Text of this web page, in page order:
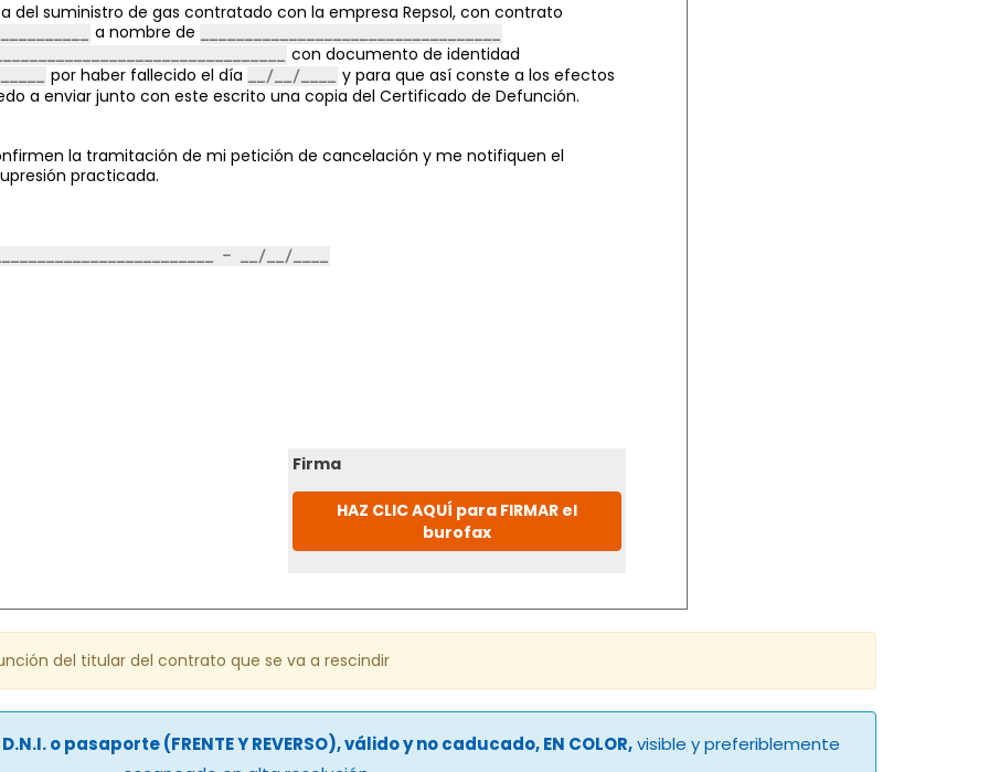
del suministro de gas contratado con la empresa Repsol,con contrato
a nombre de
con documento de identidad
por haber fallecido el día y para que así conste a los efectos
a enviar junto con este escrito una copia del Certificado de Defunción.
la tramitación de mi petición de cancelación y me notifiquen el
practicada.
Firma
HAZ CLIC AQUÍ para FIRMAR el
burofax
del titular del contrato que se va a rescindir
D.N.I. o pasaporte (FRENTE Y REVERSO), válido y no caducado, EN COLOR,visible y preferiblemente